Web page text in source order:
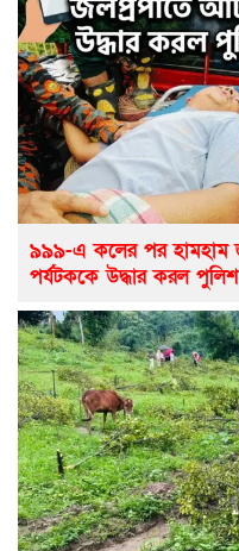
৯৯৯-এ কলের পর হামহাম
পর্যটককে উদ্ধার করল